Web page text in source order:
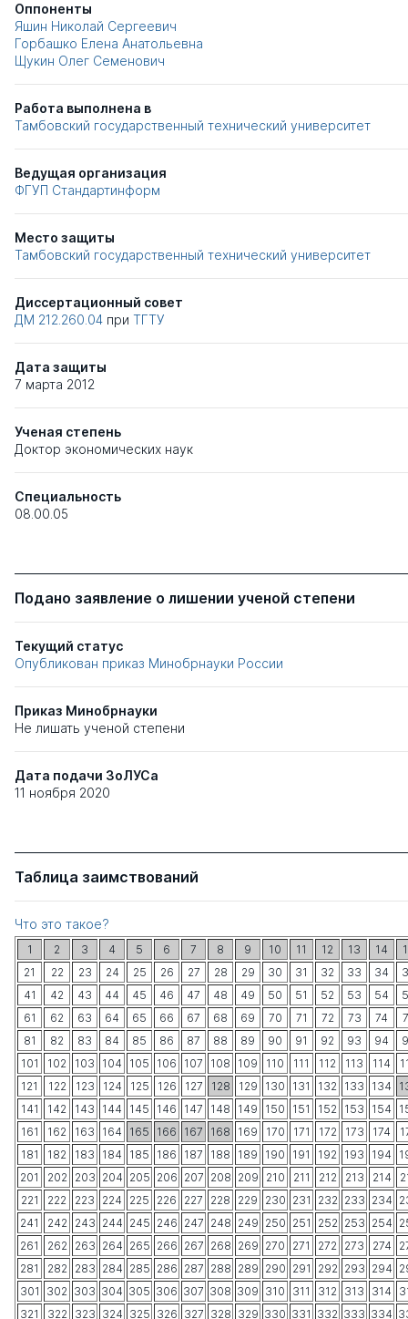
Оппоненты
Яшин Николай Сергеевич
Горбашко Елена Анатольевна
Щукин Олег Семенович
Работа выполнена в
Тамбовский государственный технический университет
Ведущая организация
ФГУП Стандартинформ
Место защиты
Тамбовский государственный технический университет
Диссертационный совет
ДМ 212.260.04 при ТГТУ
Дата защиты
7 марта 2012
Ученая степень
Доктор экономических наук
Специальность
08.00.05
Подано заявление о лишении ученой степени
Текущий статус
Опубликован приказ Минобрнауки России
Приказ Минобрнауки
Не лишать ученой степени
Дата подачи ЗоЛУСа
11 ноября 2020
Таблица заимствований
Что это такое?
1 2 3 4 5 6 7 8 9 10 11 12 13 14
21
22 23 24 25 26 27 28 29 30 31 32 33 34
41
42 43 44 45 46 47 48 49 50 51 52 53 54
61
62 63 64 65 66 67 68 69 70 71 72 73 74
81
82 83 84 85 86 87 88 89 90 91 92 93 94
101
102 103 104 105 106 107 108 109 110 111 112 113 114
121
122 123 124 125 126 127 128 129 130 131 132 133 134
141
142 143 144 145 146 147 148 149 150 151 152 153 154
161
162 163 164 165 166 167 168 169 170 171 172 173 174
181
182 183 184 185 186 187 188 189 190 191 192 193 194
201
202 203 204 205 206 207 208 209 210 211 212 213 214
221
222 223 224 225 226 227 228 229 230 231 232 233 234
241
242 243 244 245 246 247 248 249 250 251 252 253 254
261
262 263 264 265 266 267 268 269 270 271 272 273 274
281
282 283 284 285 286 287 288 289 290 291 292 293 294
301
302 303 304 305 306 307 308 309 310 311 312 313 314
321
322 323 324 325 326 327 328 329 330 331 332 333 334